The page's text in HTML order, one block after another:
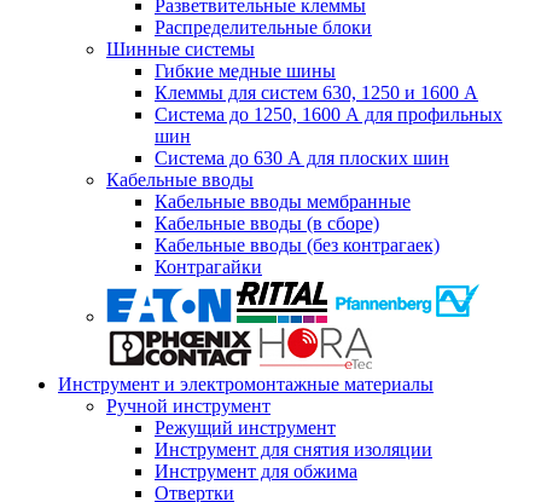
Разветвительные клеммы
Распределительные блоки
Шинные системы
Гибкие медные шины
Клеммы для систем 630, 1250 и 1600 А
Система до 1250, 1600 А для профильных
шин
Система до 630 А для плоских шин
Кабельные вводы
Кабельные вводы мембранные
Кабельные вводы (в сборе)
Кабельные вводы (без контрагаек)
Контрагайки
Инструмент и электромонтажные материалы
Ручной инструмент
Режущий инструмент
Инструмент для снятия изоляции
Инструмент для обжима
Отвертки